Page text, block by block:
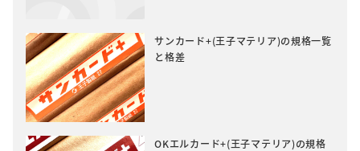
サンカード+(王子マテリア)の規格一覧
と格差
OKエルカード+(王子マテリア)の規格